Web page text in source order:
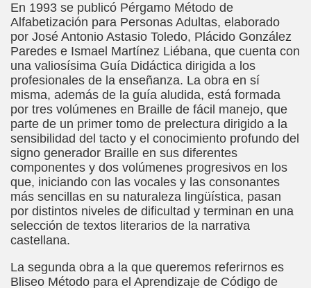
En 1993 se publicó Pérgamo Método de
Alfabetización para Personas Adultas, elaborado
por José Antonio Astasio Toledo, Plácido González
Paredes e Ismael Martínez Liébana, que cuenta con
una valiosísima Guía Didáctica dirigida a los
profesionales de la enseñanza. La obra en sí
misma, además de la guía aludida, está formada
por tres volúmenes en Braille de fácil manejo, que
parte de un primer tomo de prelectura dirigido a la
sensibilidad del tacto y el conocimiento profundo del
signo generador Braille en sus diferentes
componentes y dos volúmenes progresivos en los
que, iniciando con las vocales y las consonantes
más sencillas en su naturaleza lingüística, pasan
por distintos niveles de dificultad y terminan en una
selección de textos literarios de la narrativa
castellana.
La segunda obra a la que queremos referirnos es
Bliseo Método para el Aprendizaje de Código de
(Saúl Orea Mateo)
Cecilia Bohl de Faber)
XXXIV (Infante Don Juan Manuel)
Bayé)